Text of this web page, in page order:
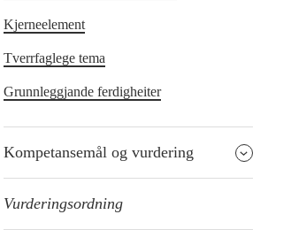
Kjerneelement
Tverrfaglege tema
Grunnleggjande ferdigheiter
Kompetansemål og vurdering
Vurderingsordning